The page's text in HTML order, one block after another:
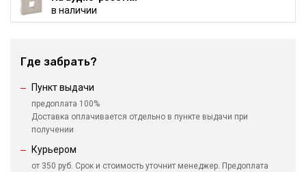
в наличии
Где забрать?
Пункт выдачи
предоплата 100%
Доставка оплачивается отдельно в пункте выдачи при
получении
Курьером
от 350 руб. Срок и стоимость уточнит менеджер. Предоплата